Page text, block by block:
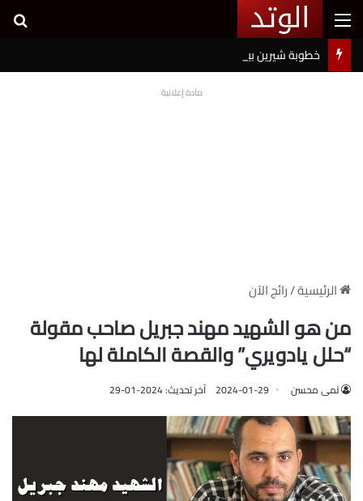
القائمة
مادة إعلانية
الرئيسية/رائج الآن
من هو الشهيد مهند جبريل صاحب مقولة
“حلل يادويري” والقصة الكاملة لها
لمى محسن 2024-01-29 آخر تحديث: 2024-01-29